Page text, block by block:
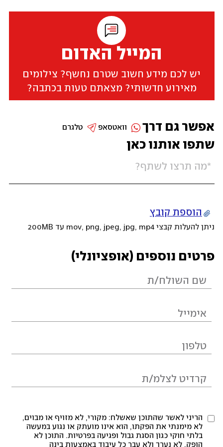
המייל האדום
יש לכם מידע חשוב שטרם נחשף? צילומים
מאירוע חדשותי? מצאתם טעות בכתבה?
שתפו אותנו כאן
הוספת קובץ
ניתן להעלות קבצי mov, png, jpeg, jpg, mp4 עד 200MB
פרטים נוספים (אופציונלי)
הריני לאשר שהתוכן שאשלח: מקורי, לא מזויף או מבוים,
לא מימנתי את הפקתו, הוא אינו מועתק או נגוע במעשה
בלתי חוקי כגון הסגת גבול ופגיעה בפרטיות. התוכן לא
הופק, לא נערך ולא עבר כל עיבוד באמצעות בינה
אפשר גם דרך טלגרם וואטסאפ